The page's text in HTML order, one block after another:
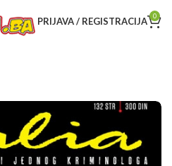
PRIJAVA / REGISTRACIJA 0